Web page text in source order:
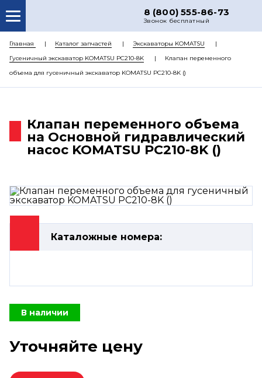
8 (800) 555-86-73
Звонок бесплатный
О НАС
КАТАЛОГ ЗАПЧАСТЕЙ
РЕМОНТ
ЦЕНЫ
КОНТАКТЫ
Главная Каталог запчастей
Экскаваторы KOMATSU
Гусеничный экскаватор KOMATSU PC210-8K
Клапан переменного
объема для гусеничный экскаватор KOMATSU PC210-8K ()
Клапан переменного объема
на Основной гидравлический
насос KOMATSU PC210-8K ()
Каталожные номера:
В наличии
Уточняйте цену